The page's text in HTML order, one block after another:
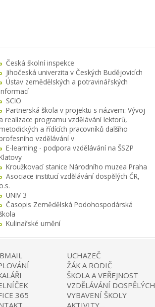
Česká školní inspekce
Jihočeská univerzita v Českých Budějovicích
Ústav zemědělských a potravinářských
SCIO
Partnerská škola v projektu s názvem: Vývoj
a realizace programu vzdělávání lektorů,
a řídících pracovníků dalšího
vzdělávání v
E-learning - podpora vzdělávání na ŠSZP
Kroužkovací stanice Národního muzea Praha
Asociace institucí vzdělávání dospělých ČR,
o.s.
UNIV 3
Časopis Zemědělská Podohospodárská
Kulinařské umění
365
UCHAZEČ
ŽÁK A RODIČ
ŠKOLA A VEŘEJNOST
VZDĚLÁVÁNÍ DOSPĚLÝCH
VYBAVENÍ ŠKOLY
AKTIVITY